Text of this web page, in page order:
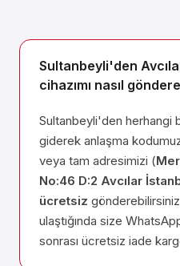
Sultanbeyli'den
cihazımı nasıl
Sultanbeyli'den herhangi
giderek anlaşma
veya tam adresimizi (
No:46 D:2 Avcılar
ücretsiz
ulaştığında size
sonrası ücretsiz iade